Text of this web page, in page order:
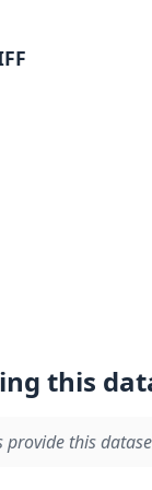
this
provide this